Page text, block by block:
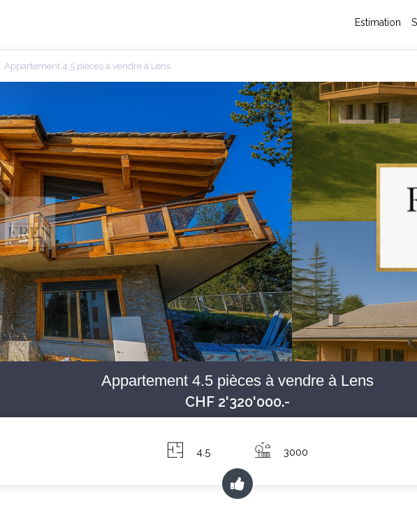
Estimation
Appartement 4.5 pièces à vendre à Lens
Appartement 4.5 pièces à vendre à Lens
CHF 2'320'000.-
4.5 3000